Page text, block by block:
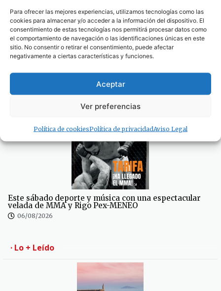
Para ofrecer las mejores experiencias, utilizamos tecnologías como las
cookies para almacenar y/o acceder a la información del dispositivo. El
consentimiento de estas tecnologías nos permitirá procesar datos como
el comportamiento de navegación o las identificaciones únicas en este
sitio. No consentir o retirar el consentimiento, puede afectar
negativamente a ciertas características y funciones.
Aceptar
Ver preferencias
Política de cookiesPolítica de privacidadAviso Legal
al Ayuntamiento a intentar rectificar, tras las quejas
de los empresarios
07/08/2026
La hostelería advierte, «antes de sancionar, limpien
Este sábado deporte y música con una espectacular
velada de MMA y Rigo Pex-MENEO
06/08/2026
· Lo + Leído